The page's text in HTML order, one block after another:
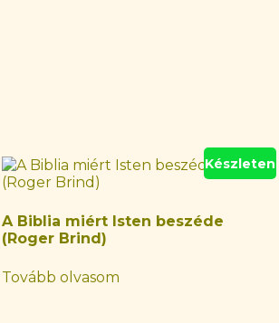
Készleten
A Biblia miért Isten beszéde
(Roger Brind)
Tovább olvasom